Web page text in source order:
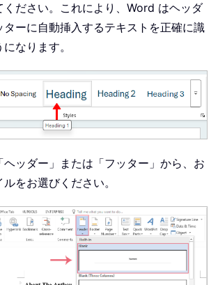
ください。これにより、Word はヘッダ
ターに自動挿入するテキストを正確に識
なります。
ヘッダー」または「フッター」から、お
をお選びください。